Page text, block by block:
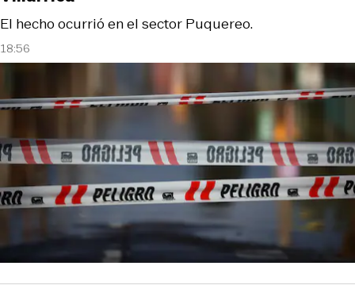
18:56
El hecho ocurrió en el sector Puquereo.